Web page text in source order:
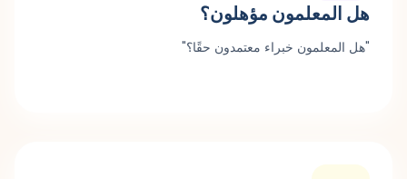
هل المعلمون مؤهلون؟
"هل المعلمون خبراء معتمدون حقًا؟"